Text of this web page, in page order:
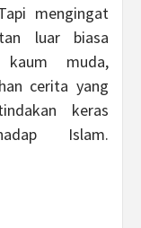
mengingat
luar biasa
kaum muda,
cerita yang
keras
Islam.